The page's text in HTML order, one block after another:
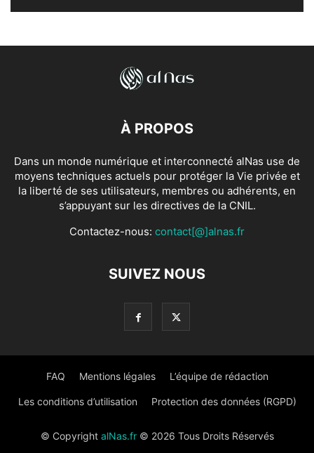
À PROPOS
Dans un monde numérique et interconnecté alNas use de
moyens techniques actuels pour protéger la Vie privée et
la liberté de ses utilisateurs, membres ou adhérents, en
s’appuyant sur les directives de la CNIL.
Contactez-nous: contact[@]alnas.fr
SUIVEZ NOUS
FAQ Mentions légales L’équipe de rédaction
Les conditions d’utilisation Protection des données (RGPD)
© Copyright alNas.fr© 2026 Tous Droits Réservés